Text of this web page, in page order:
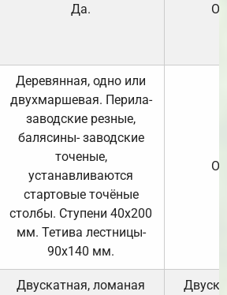
Да.
Деревянная, одно или
двухмаршевая. Перила-
заводские резные,
балясины- заводские
точеные,
устанавливаются
стартовые точёные
столбы. Ступени 40х200
мм. Тетива лестницы-
90х140 мм.
Двускатная, ломаная